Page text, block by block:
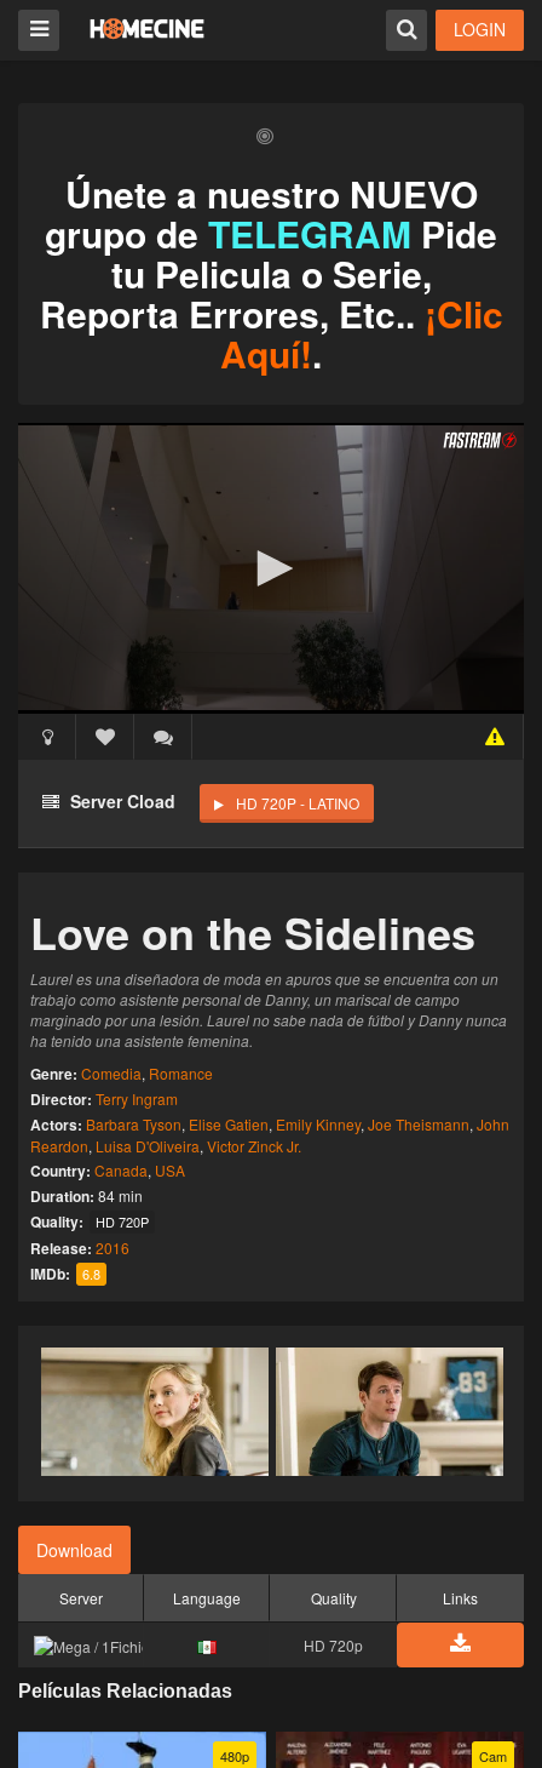
LOGIN
Únete a nuestro NUEVO
grupo de TELEGRAM Pide
tu Pelicula o Serie,
Reporta Errores, Etc.. ¡Clic
Aquí!.
Haz clic 3 veces en el botón para desbloquear este
reproductor
Clics: 0/3
Server Cload HD 720P - LATINO
Love on the Sidelines
Laurel es una diseñadora de moda en apuros que se encuentra con un
trabajo como asistente personal de Danny, un mariscal de campo
marginado por una lesión. Laurel no sabe nada de fútbol y Danny nunca
ha tenido una asistente femenina.
Genre: Comedia, Romance
Director: Terry Ingram
Actors: Barbara Tyson, Elise Gatien, Emily Kinney, Joe Theismann, John
Reardon, Luisa D'Oliveira, Victor Zinck Jr.
Country: Canada, USA
Duration: 84 min
Quality: HD 720P
Release: 2016
IMDb: 6.8
Download
Server Language Quality Links
HD 720p
Películas Relacionadas
480p Cam